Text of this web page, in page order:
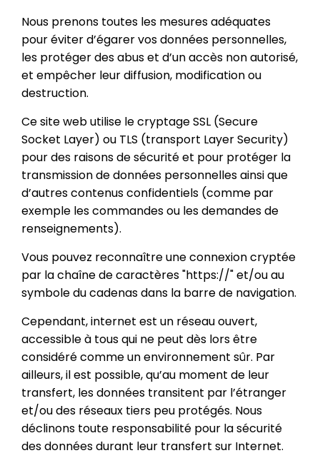
Nous prenons toutes les mesures adéquates
pour éviter d’égarer vos données personnelles,
les protéger des abus et d’un accès non autorisé,
et empêcher leur diffusion, modification ou
destruction.
Ce site web utilise le cryptage SSL (Secure
Socket Layer) ou TLS (transport Layer Security)
pour des raisons de sécurité et pour protéger la
transmission de données personnelles ainsi que
d’autres contenus confidentiels (comme par
exemple les commandes ou les demandes de
renseignements).
Vous pouvez reconnaître une connexion cryptée
par la chaîne de caractères "https://" et/ou au
symbole du cadenas dans la barre de navigation.
Cependant, internet est un réseau ouvert,
accessible à tous qui ne peut dès lors être
considéré comme un environnement sûr. Par
ailleurs, il est possible, qu’au moment de leur
transfert, les données transitent par l’étranger
et/ou des réseaux tiers peu protégés. Nous
déclinons toute responsabilité pour la sécurité
des données durant leur transfert sur Internet.